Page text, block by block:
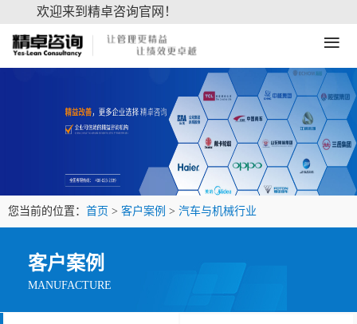
欢迎来到精卓咨询官网！
≡
您当前的位置： 首页 > 客户案例 > 汽车与机械行业
客户案例
MANUFACTURE